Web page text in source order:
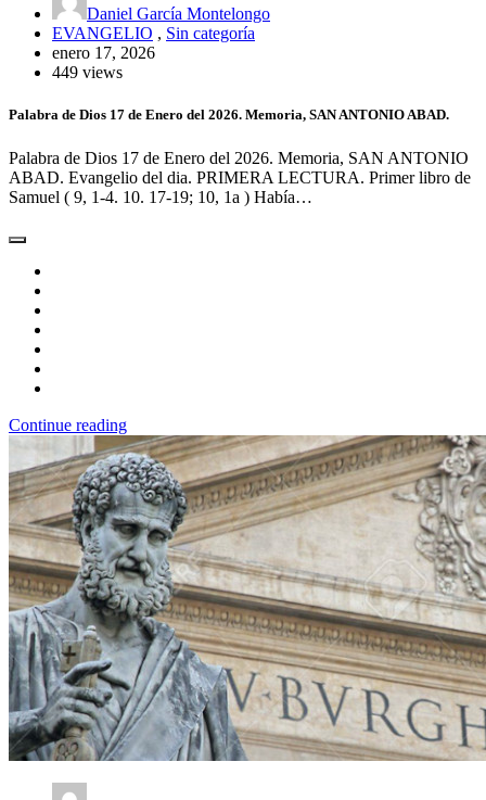
Daniel García Montelongo
EVANGELIO , Sin categoría
enero 17, 2026
449 views
Palabra de Dios 17 de Enero del 2026. Memoria, SAN ANTONIO ABAD.
Palabra de Dios 17 de Enero del 2026. Memoria, SAN ANTONIO
ABAD. Evangelio del dia. PRIMERA LECTURA. Primer libro de
Samuel ( 9, 1-4. 10. 17-19; 10, 1a ) Había…
Continue reading